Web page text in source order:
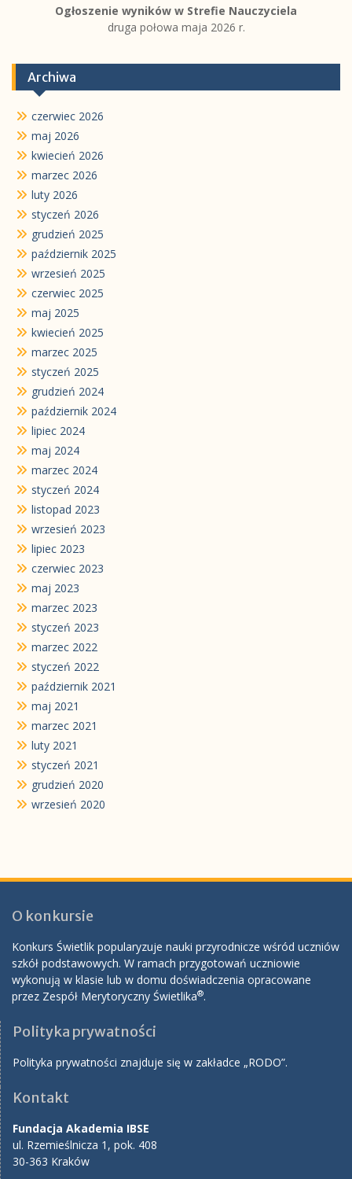
Ogłoszenie wyników w Strefie Nauczyciela
druga połowa maja 2026 r.
Archiwa
czerwiec 2026
maj 2026
kwiecień 2026
marzec 2026
luty 2026
styczeń 2026
grudzień 2025
październik 2025
wrzesień 2025
czerwiec 2025
maj 2025
kwiecień 2025
marzec 2025
styczeń 2025
grudzień 2024
październik 2024
lipiec 2024
maj 2024
marzec 2024
styczeń 2024
listopad 2023
wrzesień 2023
lipiec 2023
czerwiec 2023
maj 2023
marzec 2023
styczeń 2023
marzec 2022
styczeń 2022
październik 2021
maj 2021
marzec 2021
luty 2021
styczeń 2021
grudzień 2020
wrzesień 2020
O konkursie
Konkurs Świetlik popularyzuje nauki przyrodnicze wśród uczniów
szkół podstawowych. W ramach przygotowań uczniowie
wykonują w klasie lub w domu doświadczenia opracowane
przez Zespół Merytoryczny Świetlika®.
Polityka prywatności
Polityka prywatności znajduje się w zakładce „RODO”.
Kontakt
Fundacja Akademia IBSE
ul. Rzemieślnicza 1, pok. 408
30-363 Kraków